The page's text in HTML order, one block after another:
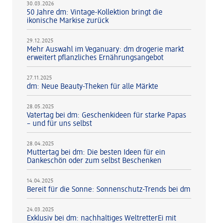
30.03.2026
50 Jahre dm: Vintage-Kollektion bringt die
ikonische Markise zurück
29.12.2025
Mehr Auswahl im Veganuary: dm drogerie markt
erweitert pflanzliches Ernährungsangebot
27.11.2025
dm: Neue Beauty-Theken für alle Märkte
28.05.2025
Vatertag bei dm: Geschenkideen für starke Papas
– und für uns selbst
28.04.2025
Muttertag bei dm: Die besten Ideen für ein
Dankeschön oder zum selbst Beschenken
14.04.2025
Bereit für die Sonne: Sonnenschutz-Trends bei dm
24.03.2025
Exklusiv bei dm: nachhaltiges WeltretterEi mit